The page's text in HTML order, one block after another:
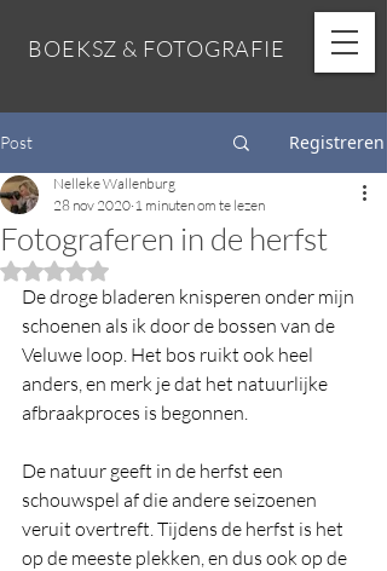
BOEKSZ & FOTOGRAFIE
Post Registreren
Fotograferen in de herfst
Nelleke Wallenburg
28 nov 2020 1 minuten om te lezen
Beoordeeld met NaN uit 5 sterren.
De droge bladeren knisperen onder mijn
schoenen als ik door de bossen van de
Veluwe loop. Het bos ruikt ook heel
anders, en merk je dat het natuurlijke
afbraakproces is begonnen.
De natuur geeft in de herfst een
schouwspel af die andere seizoenen
veruit overtreft. Tijdens de herfst is het
op de meeste plekken, en dus ook op de